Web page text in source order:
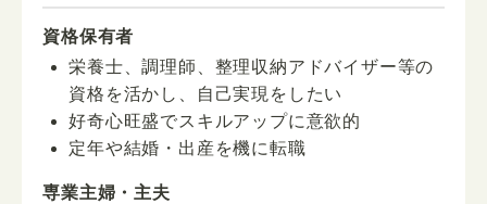
資格保有者
栄養士、調理師、整理収納アドバイザー等の
資格を活かし、自己実現をしたい
好奇心旺盛でスキルアップに意欲的
定年や結婚・出産を機に転職
専業主婦・主夫